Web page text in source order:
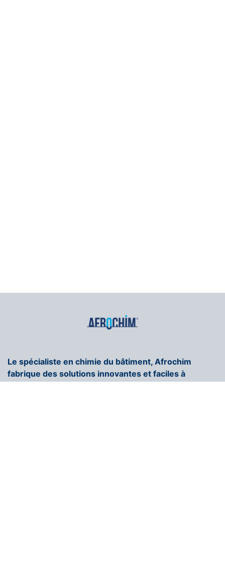
Le spécialiste en chimie du bâtiment, Afrochim
fabrique des solutions innovantes et faciles à